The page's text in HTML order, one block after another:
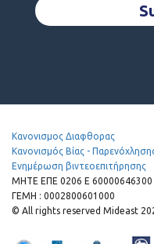
Κανονισμος Διαφθορας
Κανονισμός Βίας -
Ενημέρωση βιντεοεπιτήρησης
MHTE EΠΕ 0206 Ε
ΓΕΜΗ : 0002800601000
© All rights reserved Mideast